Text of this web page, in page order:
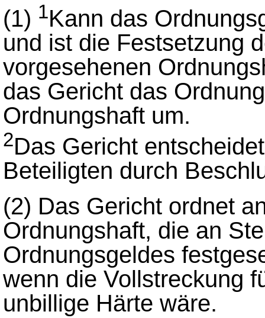
(1) 1Kann das
und ist die Festsetzung
vorgesehenen
das Gericht das
Ordnungshaft um.
2Das Gericht
Beteiligten durch
(2) Das Gericht ordnet
Ordnungshaft, die an
Ordnungsgeldes
wenn die Vollstreckung
unbillige Härte wäre.